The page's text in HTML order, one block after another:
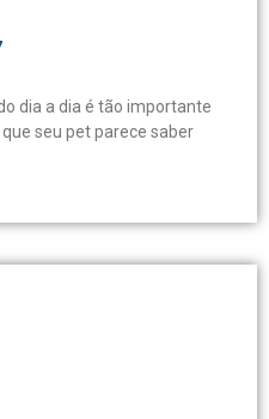
dia a dia é tão importante
seu pet parece saber